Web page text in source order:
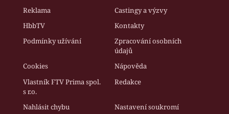
Reklama
Castingy a výzvy
HbbTV
Kontakty
Podmínky užívání
Zpracování osobních
údajů
Cookies
Nápověda
Vlastník FTV Prima spol.
s r.o.
Redakce
Nahlásit chybu Nastavení soukromí